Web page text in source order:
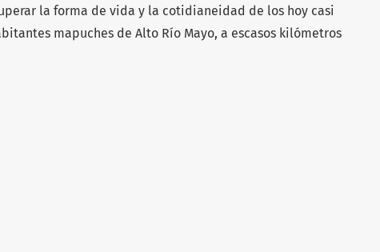
la forma de vida y la cotidianeidad de los hoy casi
mapuches de Alto Río Mayo, a escasos kilómetros